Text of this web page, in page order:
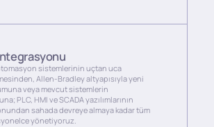
sistemlerinin uçtan uca
Allen-Bradley altyapısıyla yeni
veya mevcut sistemlerin
PLC, HMI ve SCADA yazılımlarının
sahada devreye almaya kadar tüm
yönetiyoruz.